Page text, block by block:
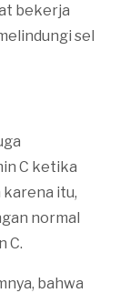
bekerja
sel
C ketika
itu,
normal
C.
bahwa